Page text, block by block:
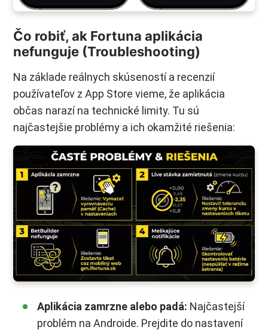
Čo robiť, ak Fortuna aplikácia
nefunguje (Troubleshooting)
Na základe reálnych skúseností a recenzií
používateľov z App Store vieme, že aplikácia
občas narazí na technické limity. Tu sú
najčastejšie problémy a ich okamžité riešenia:
Aplikácia zamrzne alebo padá: Najčastejší
problém na Androide. Prejdite do nastavení